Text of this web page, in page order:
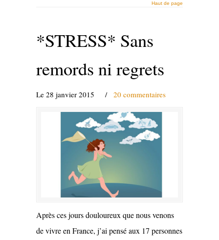
Haut de page
*STRESS* Sans
remords ni regrets
Le 28 janvier 2015 / 20 commentaires
Après ces jours douloureux que nous venons
de vivre en France, j’ai pensé aux 17 personnes